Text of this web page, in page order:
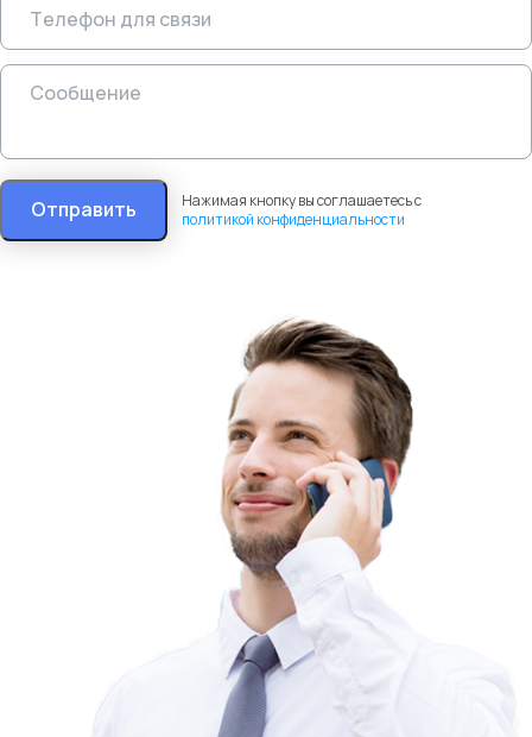
Отправить
Нажимая кнопку вы соглашаетесь с
политикой конфиденциальности